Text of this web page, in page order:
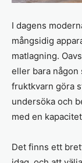
I dagens
mångsidig
matlagning.
eller bara någon
fruktkvarn göra
undersöka och
med en
Det finns ett